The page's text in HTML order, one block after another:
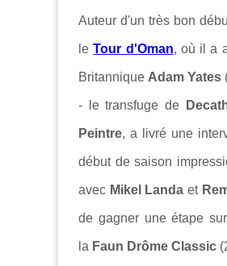
Auteur d'un très bon
leTour d'Oman, où il a
Britannique Adam Yates
- le transfuge de
Peintre, a livré une
début de saison
avec Mikel Landa et
de gagner une étape
la Faun Drôme Classic